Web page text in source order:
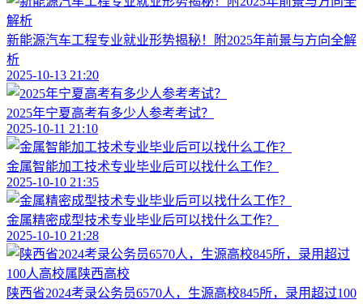
新能源汽车工程专业就业形势揭秘！附2025年前景与方向全解
析
2025-10-13 21:20
2025年宁夏高考有多少人参考考试？
2025-10-11 21:10
金属智能加工技术专业毕业后可以找什么工作？
2025-10-10 21:35
金属精密成型技术专业毕业后可以找什么工作？
2025-10-10 21:28
陕西省2024考录公务员6570人，生源高校845所，录用超过100